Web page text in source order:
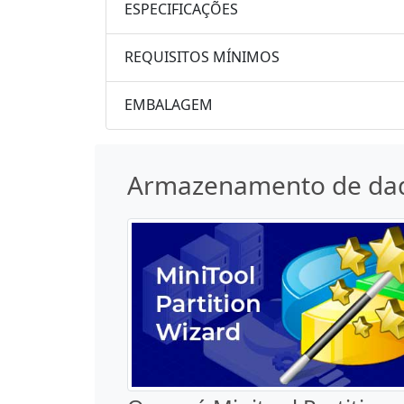
ESPECIFICAÇÕES
REQUISITOS MÍNIMOS
EMBALAGEM
Armazenamento de